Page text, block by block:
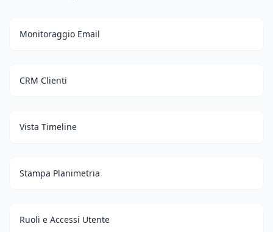
Monitoraggio Email
CRM Clienti
Vista Timeline
Stampa Planimetria
Ruoli e Accessi Utente